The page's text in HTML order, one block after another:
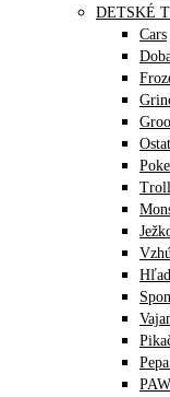
DETSKÉ
Cars
Troll